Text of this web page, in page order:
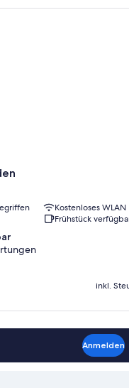
Kostenloses WLAN
Frühstück
inkl.
Anmelden